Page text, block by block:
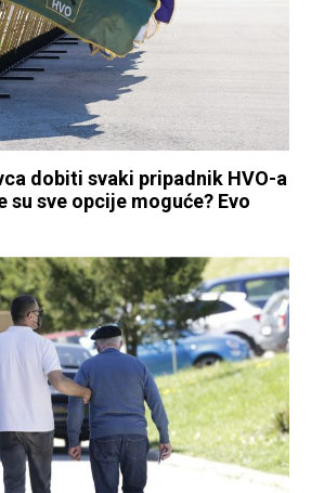
dobiti svaki pripadnik HVO-a
su sve opcije moguće? Evo